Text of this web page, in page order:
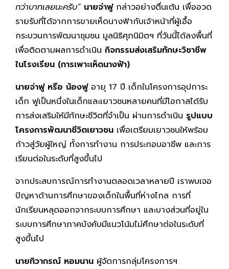
กว่าบาทเลยนะครับ” นายจ่าฟูกล่าวอย่างตื่นเต้น เพื่ออวด
รายรับที่ได้จากการขายเห็ดนางฟ้ากับเจ้าหน้าที่ผู้เอื้อ
กระบวนการพัฒนาชุมชน มูลนิธิศุภนิมิตฯ ที่วันนี้ได้ลงพื้นที่
เพื่อติดตามผลการดำเนิน กิจกรรมส่งเสริมทักษะวิชาชีพ
ในโรงเรียน (การเพาะเห็ดนางฟ้า)
นายจ่าฟู หรือ น้องฟูอายุ 17 ปี เด็กในโครงการอุปการะ
เด็ก ฟูเป็นหนึ่งในเด็กและเยาวชนหลายคนที่มีโอกาสได้รับ
การส่งเสริมให้มีทักษะชีวิตที่จำเป็น ผ่านการดำเนิน รูปแบบ
โครงการพัฒนาชีวิตเยาวชน เพื่อเตรียมเยาวชนให้พร้อม
ก้าวสู่วัยผู้ใหญ่ ทั้งการทำงาน การประกอบอาชีพ และการ
เรียนต่อในระดับที่สูงขึ้นไป
จากประสบการณ์การทำงานตลอดเวลาหลายปี เราพบเจอ
ปัญหาด้านการศึกษาของเด็กในพื้นที่ห่างไกล การที่
นักเรียนหลุดออกจากระบบการศึกษา และบางส่วนที่อยู่ใน
ระบบการศึกษาภาคบังคับมีแนวโน้มไม่ศึกษาต่อในระดับที่
สูงขึ้นไป
นายทิวากรณ์ หอมนาน ผู้จัดการกลุ่มโครงการฯ